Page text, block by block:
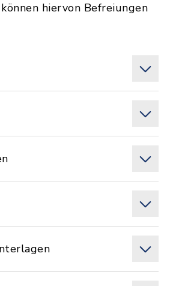
hiervon Befreiungen